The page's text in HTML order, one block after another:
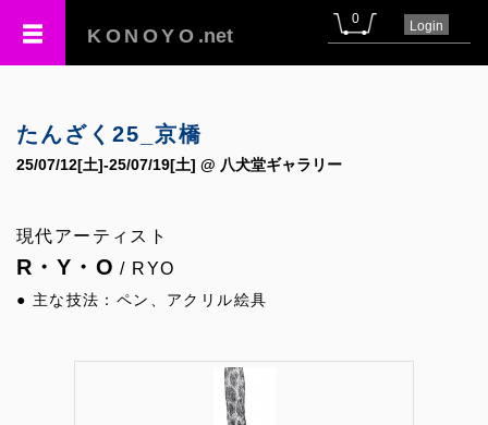
KONOYO .net
0 Login
たんざく25_京橋
25/07/12[土]-25/07/19[土] @ 八犬堂ギャラリー
現代アーティスト
R・Y・O / RYO
● 主な技法：ペン、アクリル絵具